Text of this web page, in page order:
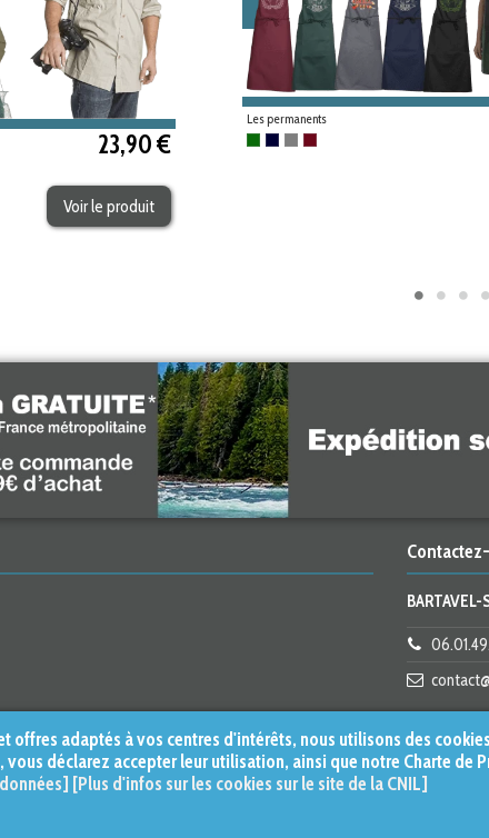
23,90 €
Voir le produit
Les permanents
Vert bouteille
NavyGrisBordeaux
BARTAVEL-
offres adaptés à vos centres d'intérêts, nous utilisons des
vous déclarez accepter leur utilisation, ainsi que notre Charte de
[Plus d'infos sur les cookies sur le site de la CNIL]